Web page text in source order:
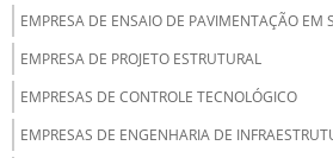
EMPRESA DE ENSAIO DE PAVIMENTAÇÃO EM
EMPRESA DE PROJETO ESTRUTURAL
EMPRESAS DE CONTROLE TECNOLÓGICO
EMPRESAS DE ENGENHARIA DE